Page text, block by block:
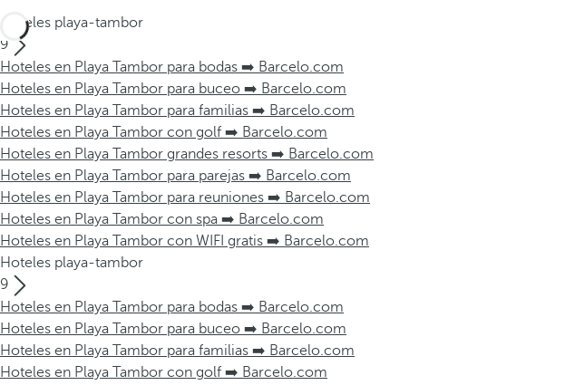
Hoteles playa-tambor
9
Hoteles en Playa Tambor para bodas ➡️ Barcelo.com
Hoteles en Playa Tambor para buceo ➡️ Barcelo.com
Hoteles en Playa Tambor para familias ➡️ Barcelo.com
Hoteles en Playa Tambor con golf ➡️ Barcelo.com
Hoteles en Playa Tambor grandes resorts ➡️ Barcelo.com
Hoteles en Playa Tambor para parejas ➡️ Barcelo.com
Hoteles en Playa Tambor para reuniones ➡️ Barcelo.com
Hoteles en Playa Tambor con spa ➡️ Barcelo.com
Hoteles en Playa Tambor con WIFI gratis ➡️ Barcelo.com
Hoteles playa-tambor
9
Hoteles en Playa Tambor para bodas ➡️ Barcelo.com
Hoteles en Playa Tambor para buceo ➡️ Barcelo.com
Hoteles en Playa Tambor para familias ➡️ Barcelo.com
Hoteles en Playa Tambor con golf ➡️ Barcelo.com